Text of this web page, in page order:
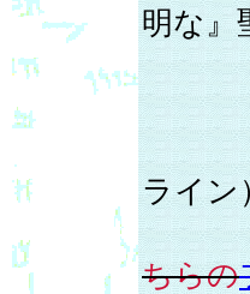
明な』
会
ライン
ちらの